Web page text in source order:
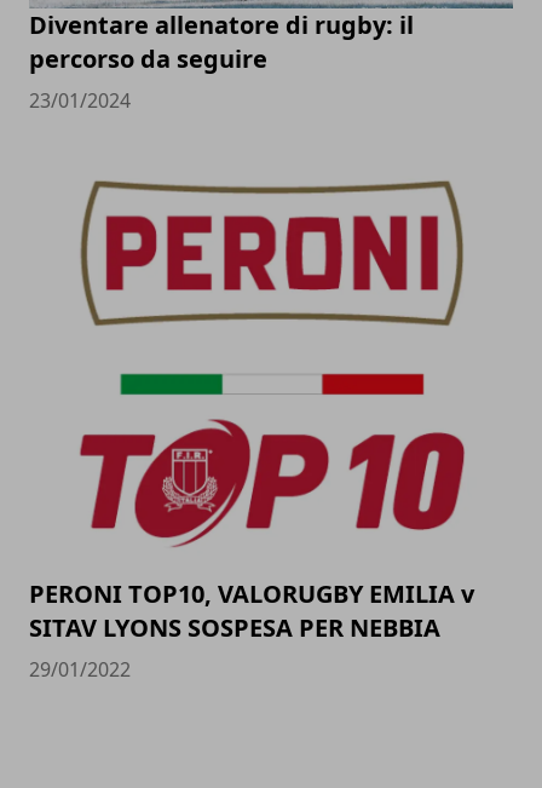
Diventare allenatore di rugby: il
percorso da seguire
23/01/2024
PERONI TOP10, VALORUGBY EMILIA v
SITAV LYONS SOSPESA PER NEBBIA
29/01/2022